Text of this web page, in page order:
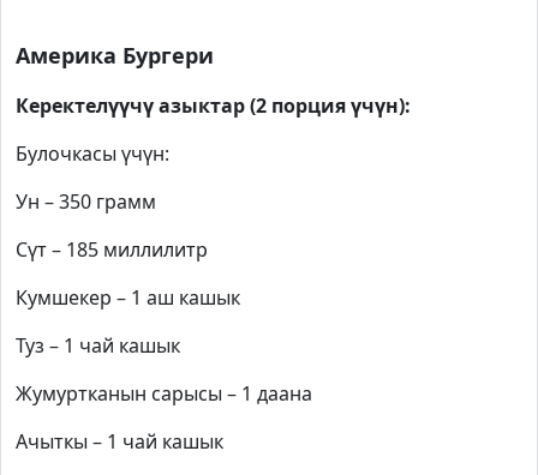
Америка Бургери
Керектелүүчү азыктар (2 порция үчүн):
Булочкасы үчүн:
Ун – 350 грамм
Сүт – 185 миллилитр
Кумшекер – 1 аш кашык
Туз – 1 чай кашык
Жумуртканын сарысы – 1 даана
Ачыткы – 1 чай кашык